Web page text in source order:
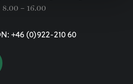
8.00 – 16.00
+46 (0)922-210 60